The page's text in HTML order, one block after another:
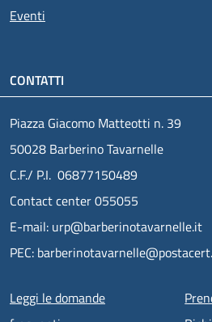
Eventi
CONTATTI
Piazza Giacomo Matteotti n. 39
50028 Barberino Tavarnelle
C.F./ P.I. 06877150489
Contact center 055055
E-mail: urp@barberinotavarnelle.it
PEC:
Menu piè di
Leggi le domande